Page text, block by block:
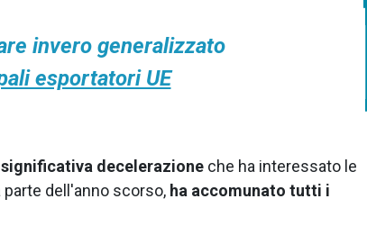
invero generalizzato
esportatori UE
significativa decelerazione che ha interessato le
dell'anno scorso, ha accomunato tutti i